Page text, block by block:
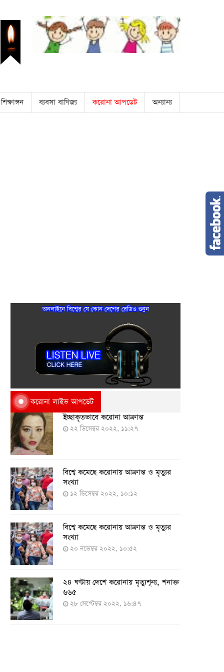
শিক্ষাঙ্গন ব্যবসা বাণিজ্য করোনা আপডেট অন্যান্য
অনলাইনে বিশ্বের যে কোন দেশের রেডিও শুনুন
করোনা লাইভ আপডেট
ইচ্ছাকৃতভাবে করোনা আক্রান্ত
২২ ডিসেম্বর ২০২২, ১১:২৭
বিশ্বে কমেছে করোনায় আক্রান্ত ও মৃত্যুর
সংখ্যা
১২ ডিসেম্বর ২০২২, ১০:১২
বিশ্বে কমেছে করোনায় আক্রান্ত ও মৃত্যুর
সংখ্যা
২০ নভেম্বর ২০২২, ১০:৫২
২৪ ঘণ্টায় দেশে করোনায় মৃত্যুশূন্য, শনাক্ত
৬৬৫
২৮ সেপ্টেম্বর ২০২২, ১৬:৪৭